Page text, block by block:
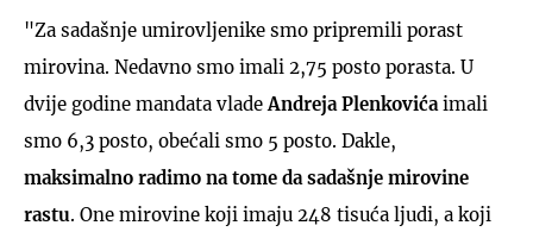
"Za sadašnje umirovljenike smo pripremili porast
mirovina. Nedavno smo imali 2,75 posto porasta. U
dvije godine mandata vlade Andreja Plenkovića imali
smo 6,3 posto, obećali smo 5 posto. Dakle,
maksimalno radimo na tome da sadašnje mirovine
rastu. One mirovine koji imaju 248 tisuća ljudi, a koji